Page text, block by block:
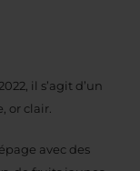
il s’agit d’un
or clair.
avec des